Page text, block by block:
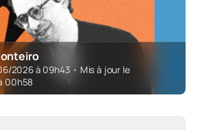
2026 à 09h43 • Mis à jour le
00h58